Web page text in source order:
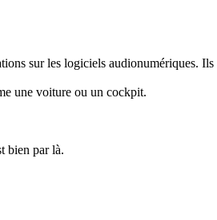
sur les logiciels audionumériques.
une voiture ou un cockpit.
bien par là.